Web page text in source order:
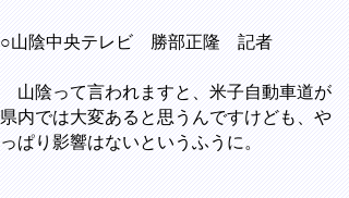
○山陰中央テレビ 勝部正隆 記者
山陰って言われますと、米子自動車道が
県内では大変あると思うんですけども、や
っぱり影響はないというふうに。